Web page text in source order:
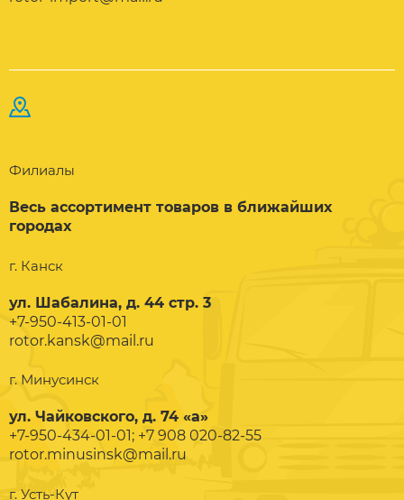
Филиалы
Весь ассортимент товаров в ближайших
городах
г. Канск
ул. Шабалина, д. 44 стр. 3
+7-950-413-01-01
rotor.kansk@mail.ru
г. Минусинск
ул. Чайковского, д. 74 «а»
+7-950-434-01-01; +7 908 020-82-55
rotor.minusinsk@mail.ru
г. Усть-Кут